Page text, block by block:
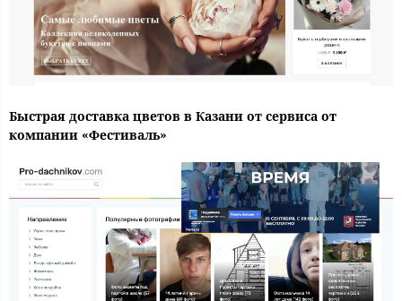
Быстрая доставка цветов в Казани от сервиса от
компании «Фестиваль»